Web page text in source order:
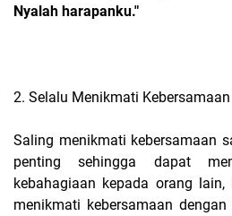
Nyalah harapanku."
2. Selalu Menikmati Kebersamaan
Saling menikmati kebersamaan
penting sehingga dapat
kebahagiaan kepada orang
menikmati kebersamaan